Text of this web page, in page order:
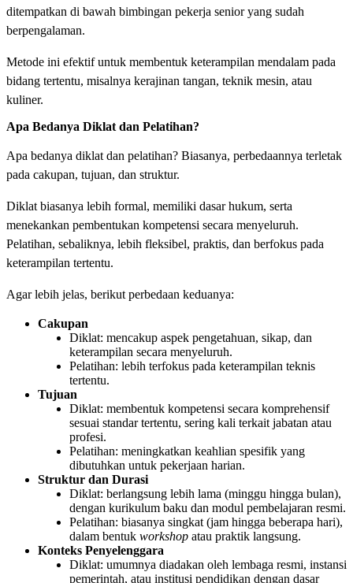
ditempatkan di bawah bimbingan pekerja senior yang sudah
berpengalaman.
Metode ini efektif untuk membentuk keterampilan mendalam pada
bidang tertentu, misalnya kerajinan tangan, teknik mesin, atau
kuliner.
Apa Bedanya Diklat dan Pelatihan?
Apa bedanya diklat dan pelatihan? Biasanya, perbedaannya terletak
pada cakupan, tujuan, dan struktur.
Diklat biasanya lebih formal, memiliki dasar hukum, serta
menekankan pembentukan kompetensi secara menyeluruh.
Pelatihan, sebaliknya, lebih fleksibel, praktis, dan berfokus pada
keterampilan tertentu.
Agar lebih jelas, berikut perbedaan keduanya:
Cakupan
Diklat: mencakup aspek pengetahuan, sikap, dan
keterampilan secara menyeluruh.
Pelatihan: lebih terfokus pada keterampilan teknis
tertentu.
Tujuan
Diklat: membentuk kompetensi secara komprehensif
sesuai standar tertentu, sering kali terkait jabatan atau
profesi.
Pelatihan: meningkatkan keahlian spesifik yang
dibutuhkan untuk pekerjaan harian.
Struktur dan Durasi
Diklat: berlangsung lebih lama (minggu hingga bulan),
dengan kurikulum baku dan modul pembelajaran resmi.
Pelatihan: biasanya singkat (jam hingga beberapa hari),
dalam bentuk workshop atau praktik langsung.
Konteks Penyelenggara
Diklat: umumnya diadakan oleh lembaga resmi, instansi
pemerintah, atau institusi pendidikan dengan dasar